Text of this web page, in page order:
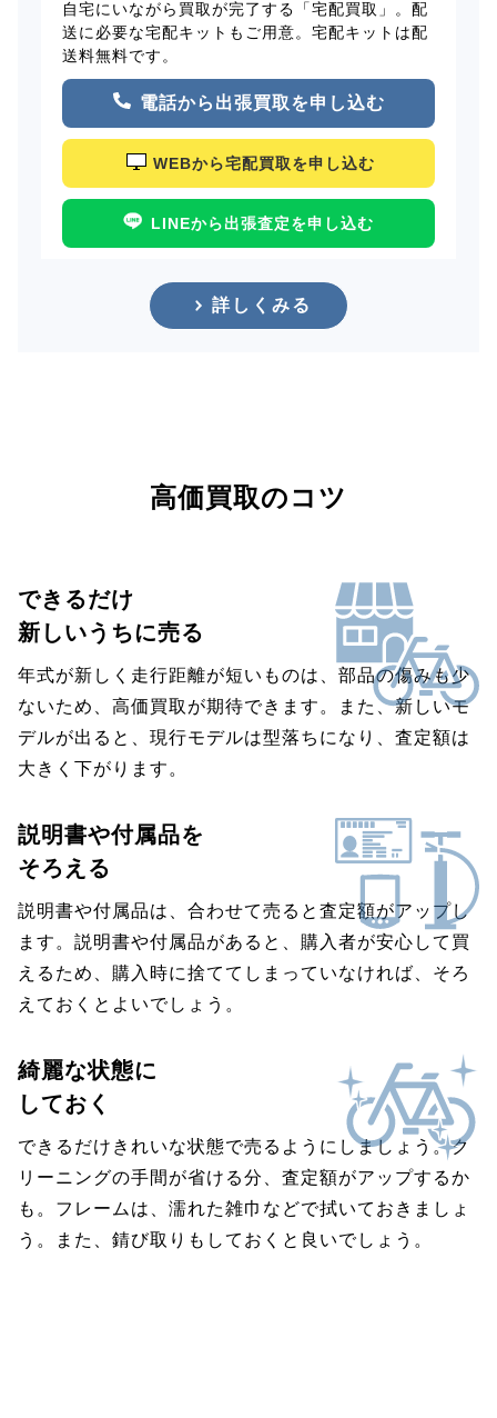
自宅にいながら買取が完了する「宅配買取」。配
送に必要な宅配キットもご用意。宅配キットは配
送料無料です。
電話から出張買取を申し込む
WEBから宅配買取を申し込む
LINEから出張査定を申し込む
詳しくみる
高価買取のコツ
できるだけ
新しいうちに売る
年式が新しく走行距離が短いものは、部品の傷みも少
ないため、高価買取が期待できます。また、新しいモ
デルが出ると、現行モデルは型落ちになり、査定額は
大きく下がります。
説明書や付属品を
そろえる
説明書や付属品は、合わせて売ると査定額がアップし
ます。説明書や付属品があると、購入者が安心して買
えるため、購入時に捨ててしまっていなければ、そろ
えておくとよいでしょう。
綺麗な状態に
しておく
できるだけきれいな状態で売るようにしましょう。ク
リーニングの手間が省ける分、査定額がアップするか
も。フレームは、濡れた雑巾などで拭いておきましょ
う。また、錆び取りもしておくと良いでしょう。